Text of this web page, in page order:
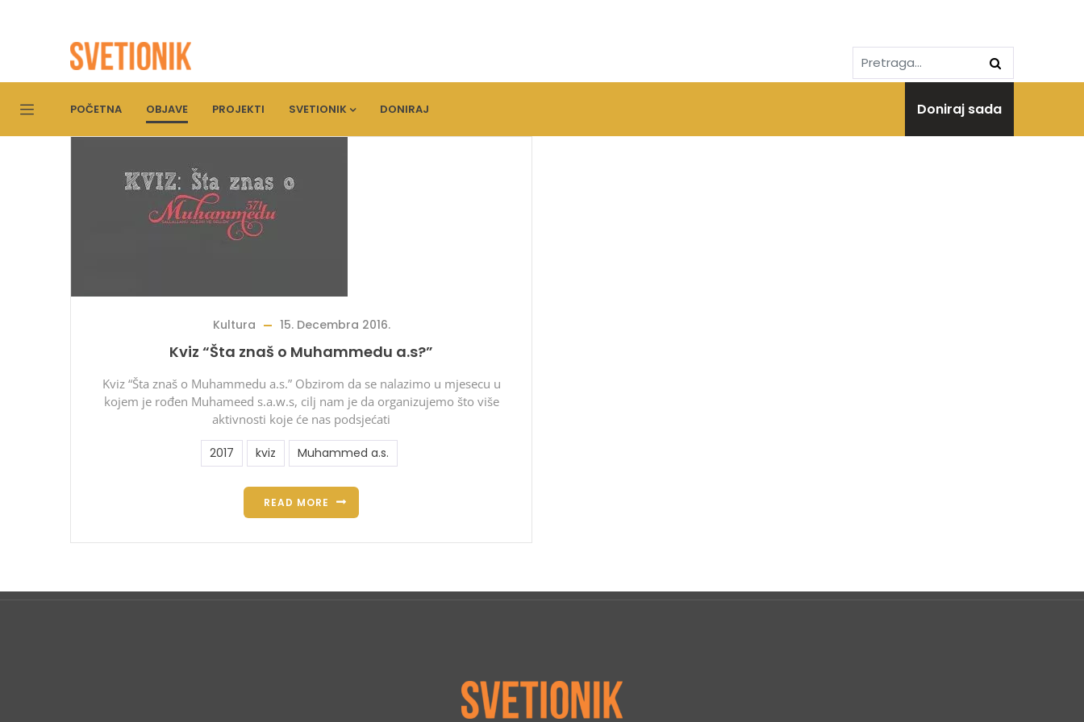
POČETNA OBJAVE PROJEKTI SVETIONIK DONIRAJ Doniraj sada
Kultura 15. Decembra 2016.
Kviz “Šta znaš o Muhammedu a.s?”
Kviz “Šta znaš o Muhammedu a.s.” Obzirom da se nalazimo u mjesecu u
kojem je rođen Muhameed s.a.w.s, cilj nam je da organizujemo što više
aktivnosti koje će nas podsjećati
2017 kviz Muhammed a.s.
READ MORE